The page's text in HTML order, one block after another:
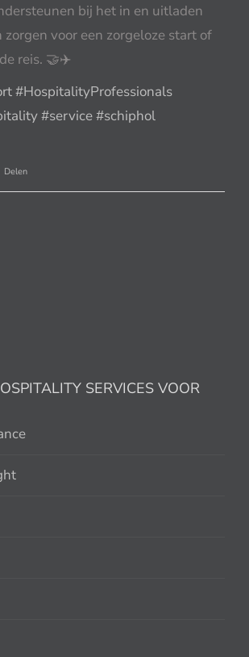
bij het in en uitladen
zorgen voor een zorgeloze start of
reis. 🤝✈️
#HospitalityProfessionals
#service#schiphol
Delen
SERVICES VOOR